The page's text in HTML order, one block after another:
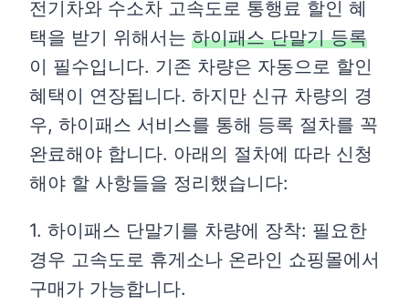
전기차와 수소차 고속도로 통행료 할인 혜
택을 받기 위해서는 하이패스 단말기 등록
이 필수입니다. 기존 차량은 자동으로 할인
혜택이 연장됩니다. 하지만 신규 차량의 경
우, 하이패스 서비스를 통해 등록 절차를 꼭
완료해야 합니다. 아래의 절차에 따라 신청
해야 할 사항들을 정리했습니다:
1. 하이패스 단말기를 차량에 장착: 필요한
경우 고속도로 휴게소나 온라인 쇼핑몰에서
구매가 가능합니다.